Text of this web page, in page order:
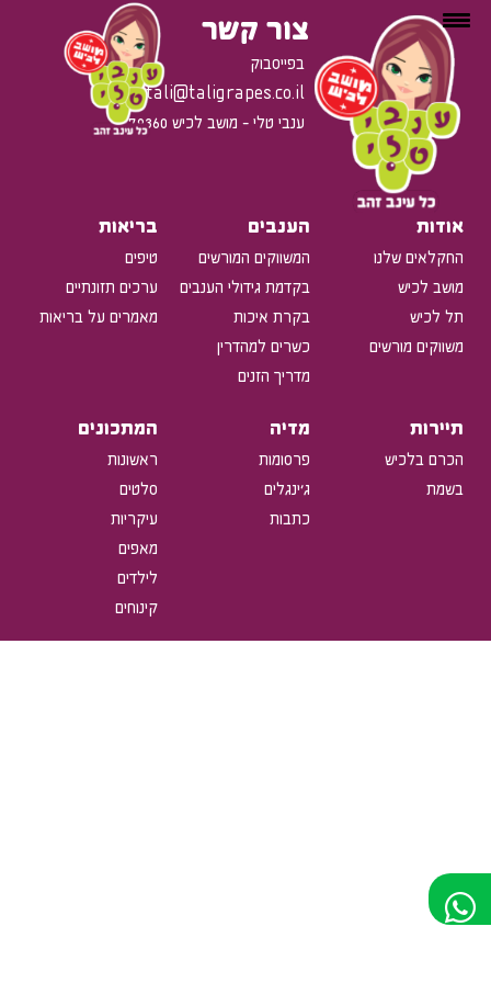
צור קשר
בפייסבוק
tali@taligrapes.co.il
ענבי טלי - מושב לכיש 79360
אודות
החקלאים שלנו
מושב לכיש
תל לכיש
משווקים מורשים
הענבים
המשווקים המורשים
בקדמת גידולי הענבים
בקרת איכות
כשרים למהדרין
מדריך הזנים
בריאות
טיפים
ערכים תזונתיים
מאמרים על בריאות
תיירות
הכרם בלכיש
בשמת
מדיה
פרסומות
ג'ינגלים
כתבות
המתכונים
ראשונות
סלטים
עיקריות
מאפים
לילדים
קינוחים